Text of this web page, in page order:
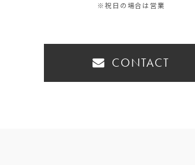
※祝日の場合は営業
CONTACT